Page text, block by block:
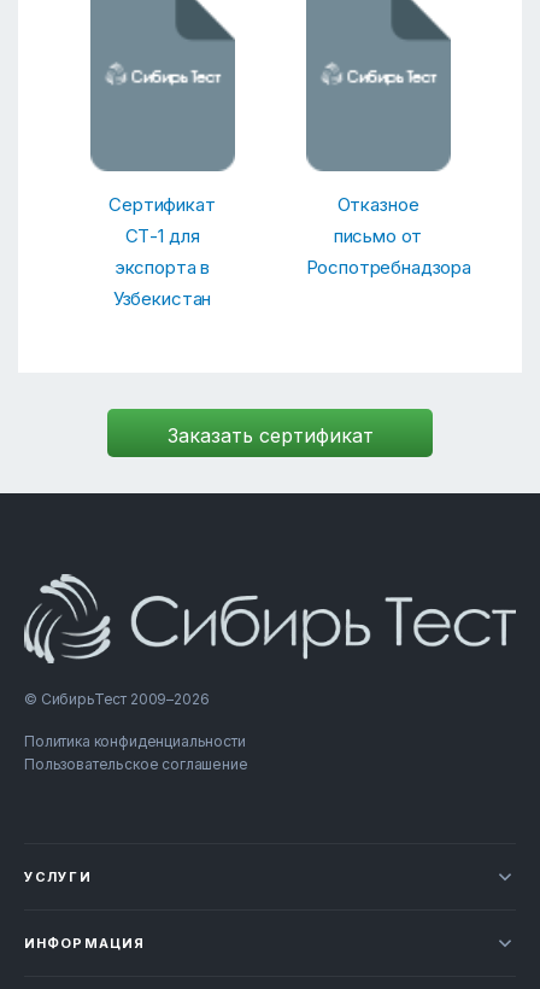
Сертификат
СТ-1 для
экспорта в
Узбекистан
Отказное
письмо от
Роспотребнадзора
© СибирьТест 2009–2026
Политика конфиденциальности
Пользовательское соглашение
УСЛУГИ
ИНФОРМАЦИЯ